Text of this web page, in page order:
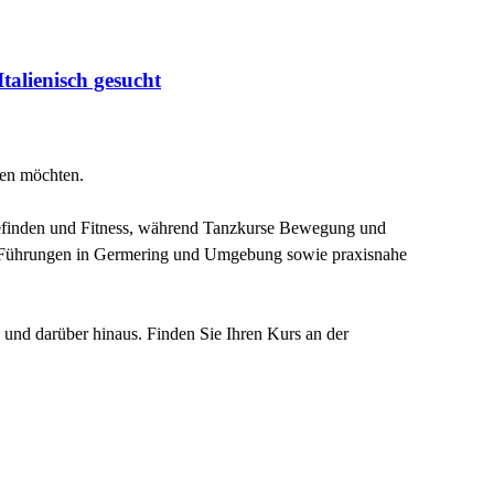
gesucht
möchten.
und Fitness, während Tanzkurse Bewegung und
in Germering und Umgebung sowie praxisnahe
darüber hinaus. Finden Sie Ihren Kurs an der